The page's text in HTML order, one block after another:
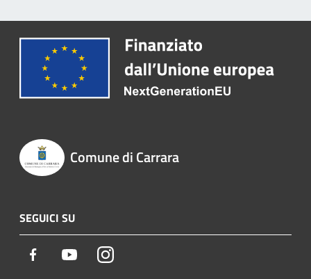
Comune di Carrara
SEGUICI SU
Facebook YoutubeInstagram